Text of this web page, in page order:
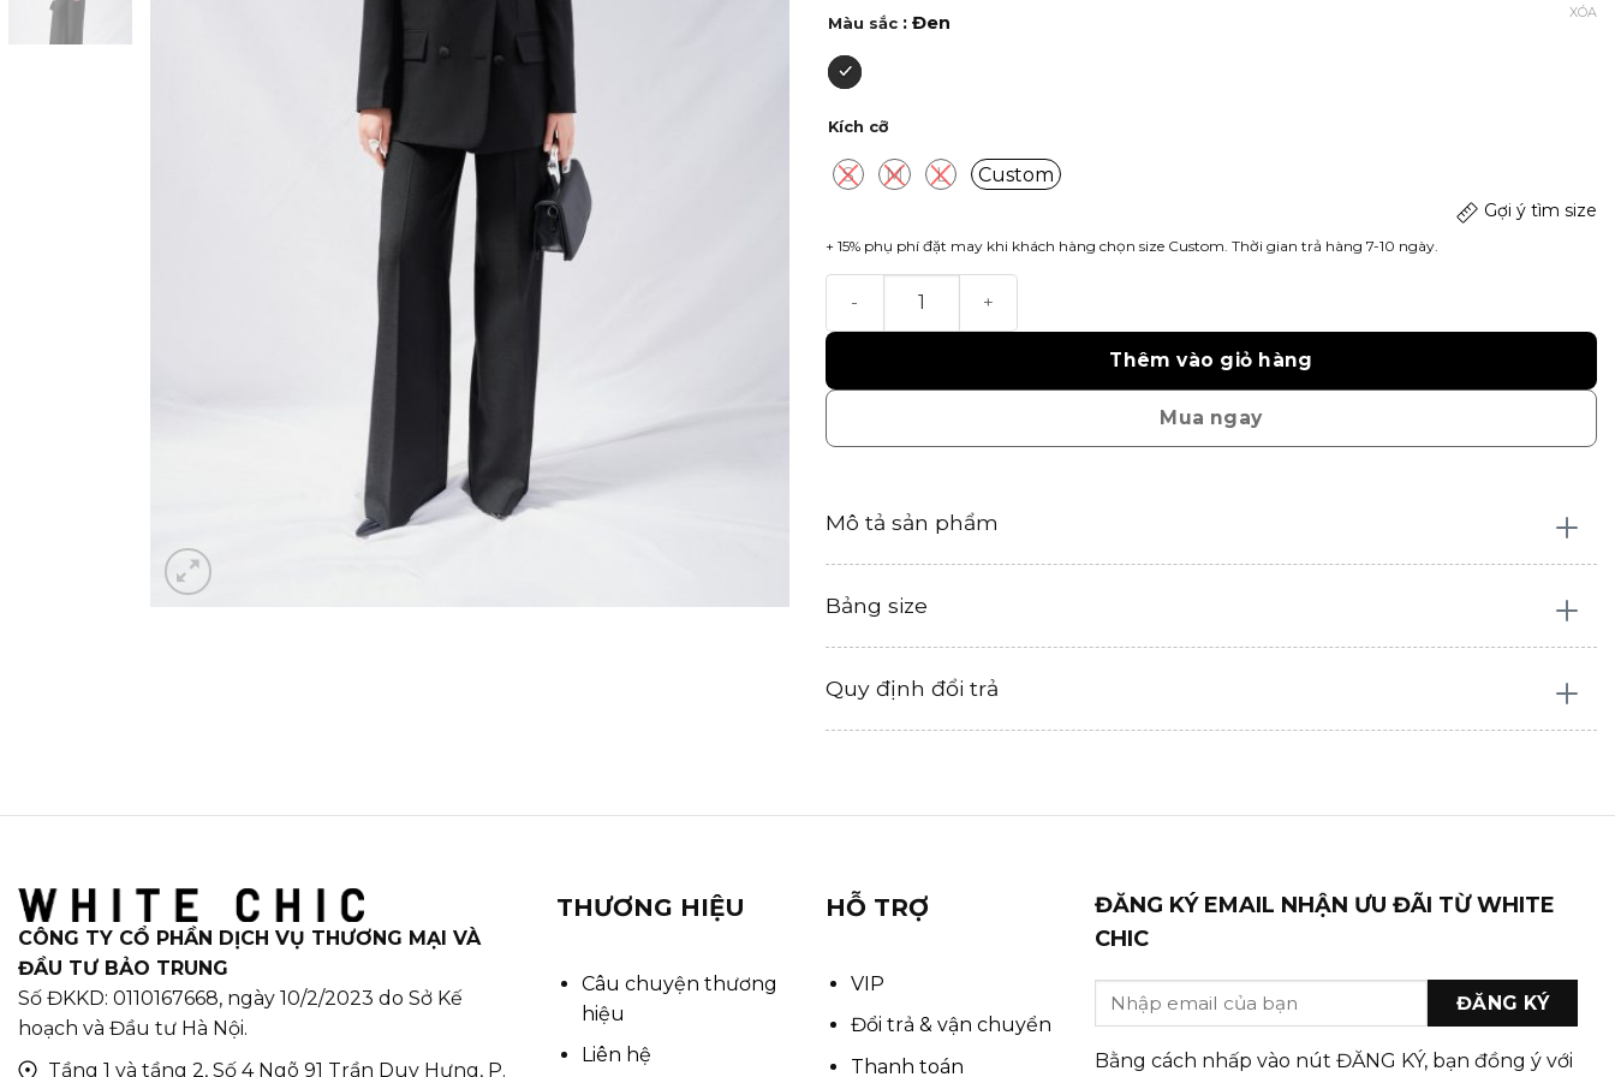
Màu sắc : Đen
Kích cỡ
S M L Custom
XÓA
+ 15% phụ phí đặt may khi khách hàng chọn size Custom. Thời gian trả hàng 7-10 ngày.
Gợi ý tìm size
Thêm vào giỏ hàng
Mua ngay
Mô tả sản phẩm
Bảng size
Quy định đổi trả
CÔNG TY CỔ PHẦN DỊCH VỤ THƯƠNG MẠI VÀ
ĐẦU TƯ BẢO TRUNG
Số ĐKKD: 0110167668, ngày 10/2/2023 do Sở Kế
hoạch và Đầu tư Hà Nội.
Tầng 1 và tầng 2, Số 4 Ngõ 91 Trần Duy Hưng, P.
THƯƠNG HIỆU
Câu chuyện thương
hiệu
Liên hệ
HỖ TRỢ
VIP
Đổi trả & vận chuyển
Thanh toán
ĐĂNG KÝ EMAIL NHẬN ƯU ĐÃI TỪ WHITE
CHIC
Bằng cách nhấp vào nút ĐĂNG KÝ, bạn đồng ý với